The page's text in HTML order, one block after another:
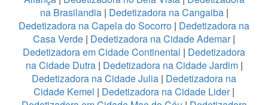
na Brasilandia| Dedetizadora na Cangaiba|
Dedetizadora na Capela do Socorro | Dedetizadora na
Casa Verde | Dedetizadora na Cidade Ademar|
Dedetizadora em Cidade Continental | Dedetizadora
na Cidade Dutra | Dedetizadora na Cidade Jardim|
Dedetizadora na Cidade Julia | Dedetizadora na
Cidade Kemel | Dedetizadora na Cidade Lider|